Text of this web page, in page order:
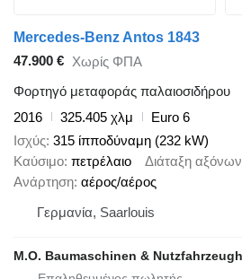
Mercedes-Benz Antos 1843
47.900 € Χωρίς ΦΠΑ
Φορτηγό μεταφοράς παλαιοσιδήρου
2016
325.405 χλμ
Euro 6
Ισχύς 315 ίπποδύναμη (232 kW)
Καύσιμο πετρέλαιο Διάταξη αξόνων
Ανάρτηση αέρος/αέρος
Γερμανία, Saarlouis